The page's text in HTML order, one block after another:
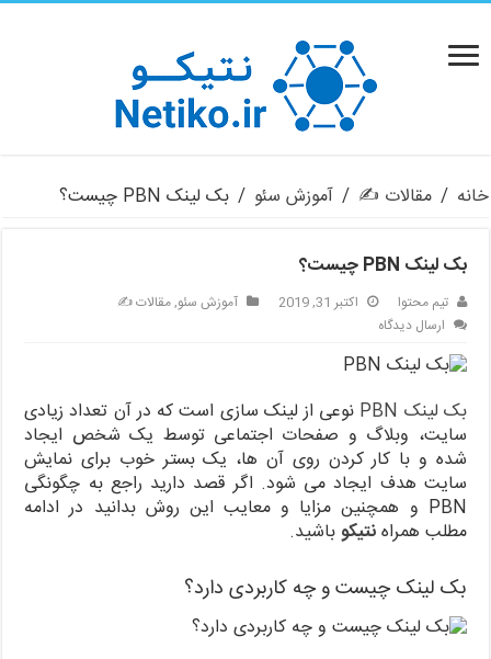
خانه / مقالات ✍️ / آموزش سئو / بک لینک PBN چیست؟
بک لینک PBN چیست؟
تیم محتوا اکتبر 31, 2019 آموزش سئو,مقالات ✍️
ارسال دیدگاه
بک لینک PBN
نوعی از لینک سازی است که در آن تعداد زیادی
سایت، وبلاگ و صفحات اجتماعی توسط یک شخص ایجاد
شده و با کار کردن روی آن ها، یک بستر خوب برای نمایش
سایت هدف ایجاد می شود. اگر قصد دارید راجع به چگونگی
PBN و همچنین مزایا و معایب این روش بدانید در ادامه
مطلب همراهنتیکوباشید.
بک لینک چیست و چه کاربردی دارد؟